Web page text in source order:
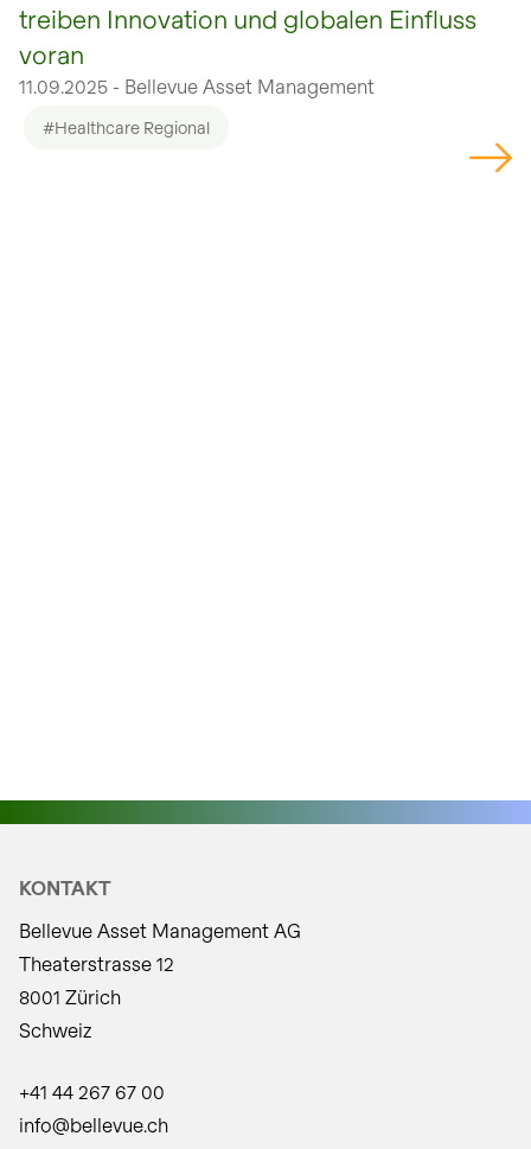
treiben Innovation und globalen Einfluss
voran
11.09.2025 - Bellevue Asset Management
#Healthcare Regional
KONTAKT
Bellevue Asset Management AG
Theaterstrasse 12
8001 Zürich
Schweiz
+41 44 267 67 00
info@bellevue.ch